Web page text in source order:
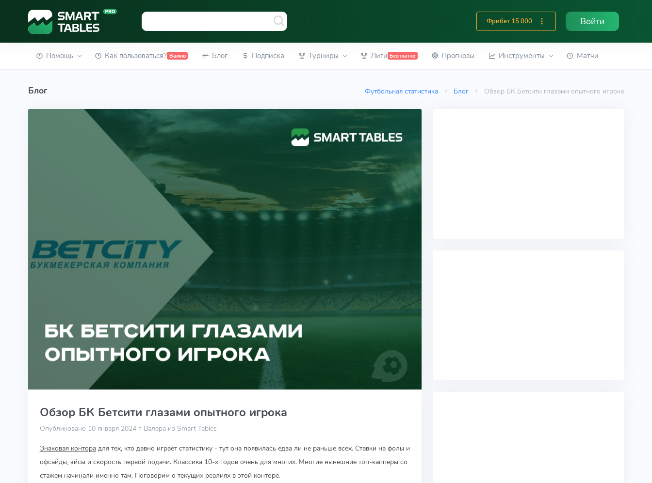
Фрибет 15 000 Войти
Помощь Как пользоваться? Важно Блог Подписка Турниры Лиги Бесплатно Прогнозы Инструменты Матчи
Футбольная статистика Блог Обзор БК Бетсити глазами опытного игрока
Блог
Обзор БК Бетсити глазами опытного игрока
Опубликовано 10 января 2024 г. Валера из Smart Tables
Знаковая конторадля тех, кто давно играет статистику - тут она появилась едва ли не раньше всех. Ставки на фолы и
офсайды, эйсы и скорость первой подачи. Классика 10-х годов очень для многих. Многие нынешние топ-капперы со
стажем начинали именно там. Поговорим о текущих реалиях в этой конторе.